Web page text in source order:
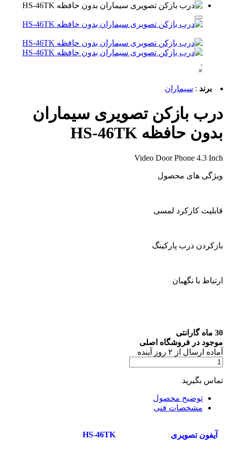
×
برند : سیماران
درب بازکن تصویری سیماران
بدون حافظه HS-46TK
Video Door Phone 4.3 Inch
ویژگی های محصول
قابلیت کارکرد لمسی
بازکردن درب پارکینگ
ارتباط با نگهبان
30 ماه گارانتی
موجود در فروشگاه اصلی
آماده ارسال از ۲ روز آینده
تماس بگیرید
توضیح محصول
مشخصات فنی
آیفون تصویری